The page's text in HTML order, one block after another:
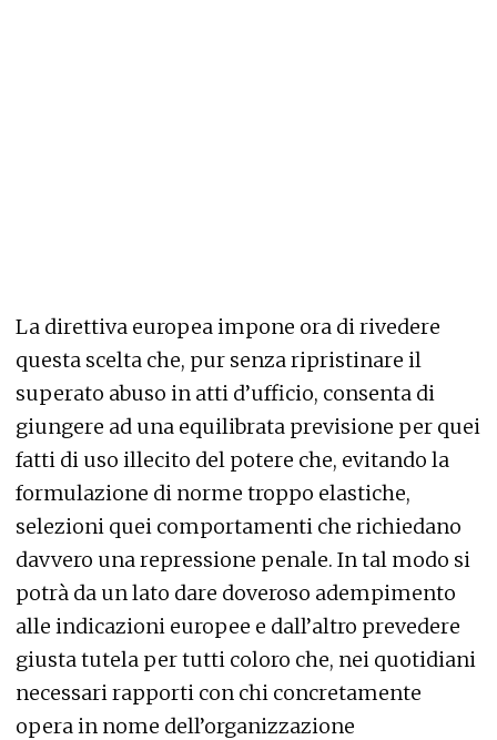
La direttiva europea impone ora di rivedere
questa scelta che, pur senza ripristinare il
superato abuso in atti d’ufficio, consenta di
giungere ad una equilibrata previsione per quei
fatti di uso illecito del potere che, evitando la
formulazione di norme troppo elastiche,
selezioni quei comportamenti che richiedano
davvero una repressione penale. In tal modo si
potrà da un lato dare doveroso adempimento
alle indicazioni europee e dall’altro prevedere
giusta tutela per tutti coloro che, nei quotidiani
necessari rapporti con chi concretamente
opera in nome dell’organizzazione